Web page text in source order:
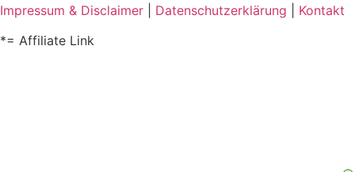
Impressum & Disclaimer
Datenschutzerklärung
Kontakt
*= Affiliate Link